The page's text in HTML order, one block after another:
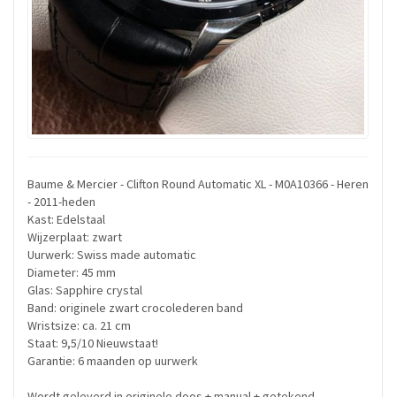
Baume & Mercier - Clifton Round Automatic XL - M0A10366 - Heren
- 2011-heden
Kast: Edelstaal
Wijzerplaat: zwart
Uurwerk: Swiss made automatic
Diameter: 45 mm
Glas: Sapphire crystal
Band: originele zwart crocolederen band
Wristsize: ca. 21 cm
Staat: 9,5/10 Nieuwstaat!
Garantie: 6 maanden op uurwerk